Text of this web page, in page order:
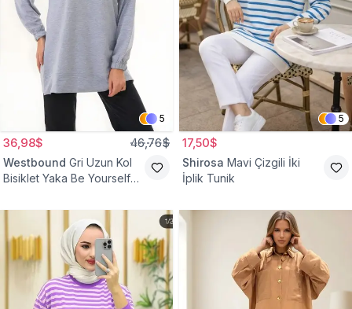
5
36,98$ 46,76$
Westbound Gri Uzun Kol
Bisiklet Yaka Be Yourself
5
17,50$
Shirosa Mavi Çizgili İki
İplik Tunik